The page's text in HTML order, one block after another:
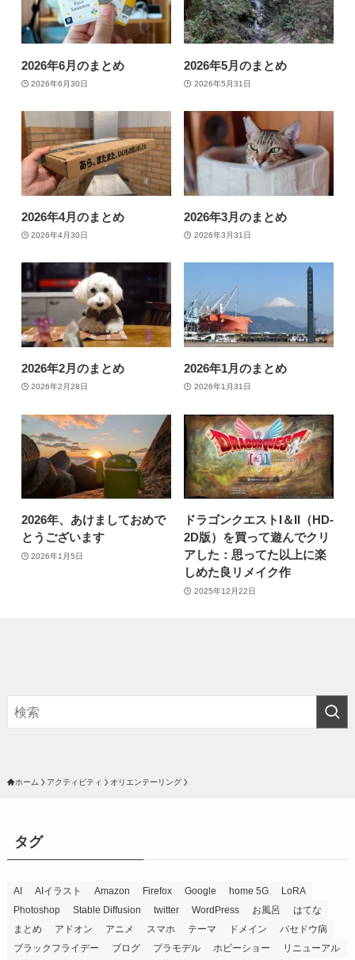
2026年6月のまとめ
2026年6月30日
2026年5月のまとめ
2026年5月31日
2026年4月のまとめ
2026年4月30日
2026年3月のまとめ
2026年3月31日
2026年2月のまとめ
2026年2月28日
2026年1月のまとめ
2026年1月31日
2026年、あけましておめで
とうございます
2026年1月5日
ドラゴンクエストI＆II（HD-
2D版）を買って遊んでクリ
アした：思ってた以上に楽
しめた良リメイク作
2025年12月22日
ホーム アクティビティ オリエンテーリング
タグ
AI AIイラスト Amazon Firefox Google home 5G
LoRA
Photoshop
Stable Diffusion twitter WordPress お風呂
はてな
まとめ
アドオン アニメ スマホ テーマ ドメイン
バセドウ病
ブラックフライデー
ブログ プラモデル ホビーショー
リニューアル